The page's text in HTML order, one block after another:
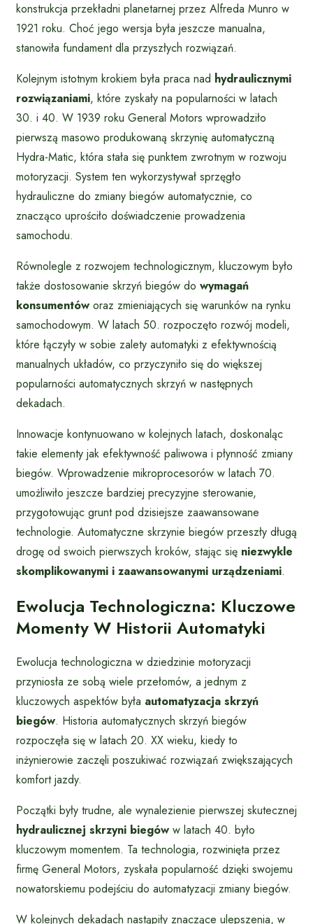
konstrukcja przekładni planetarnej przez Alfreda Munro w
1921 roku. Choć jego wersja była jeszcze manualna,
stanowiła fundament dla przyszłych rozwiązań.
Kolejnym istotnym krokiem była praca nad hydraulicznymi
rozwiązaniami, które zyskały na popularności w latach
30. i 40. W 1939 roku General Motors wprowadziło
pierwszą masowo produkowaną skrzynię automatyczną
Hydra-Matic, która stała się punktem zwrotnym w rozwoju
motoryzacji. System ten wykorzystywał sprzęgło
hydrauliczne do zmiany biegów automatycznie, co
znacząco uprościło doświadczenie prowadzenia
samochodu.
Równolegle z rozwojem technologicznym, kluczowym było
także dostosowanie skrzyń biegów do wymagań
konsumentów oraz zmieniających się warunków na rynku
samochodowym. W latach 50. rozpoczęto rozwój modeli,
które łączyły w sobie zalety automatyki z efektywnością
manualnych układów, co przyczyniło się do większej
popularności automatycznych skrzyń w następnych
dekadach.
Innowacje kontynuowano w kolejnych latach, doskonaląc
takie elementy jak efektywność paliwowa i płynność zmiany
biegów. Wprowadzenie mikroprocesorów w latach 70.
umożliwiło jeszcze bardziej precyzyjne sterowanie,
przygotowując grunt pod dzisiejsze zaawansowane
technologie. Automatyczne skrzynie biegów przeszły długą
drogę od swoich pierwszych kroków, stając się niezwykle
skomplikowanymi i zaawansowanymi urządzeniami.
Ewolucja Technologiczna: Kluczowe
Momenty W Historii Automatyki
Ewolucja technologiczna w dziedzinie motoryzacji
przyniosła ze sobą wiele przełomów, a jednym z
kluczowych aspektów była automatyzacja skrzyń
biegów. Historia automatycznych skrzyń biegów
rozpoczęła się w latach 20. XX wieku, kiedy to
inżynierowie zaczęli poszukiwać rozwiązań zwiększających
komfort jazdy.
Początki były trudne, ale wynalezienie pierwszej skutecznej
hydraulicznej skrzyni biegów w latach 40. było
kluczowym momentem. Ta technologia, rozwinięta przez
firmę General Motors, zyskała popularność dzięki swojemu
nowatorskiemu podejściu do automatyzacji zmiany biegów.
W kolejnych dekadach nastąpiły znaczące ulepszenia, w